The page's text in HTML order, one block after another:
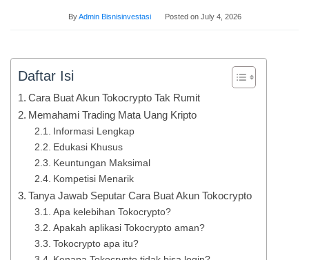
ByAdmin Bisnisinvestasi Posted on July 4, 2026
Daftar Isi
Cara Buat Akun Tokocrypto Tak Rumit
Memahami Trading Mata Uang Kripto
Informasi Lengkap
Edukasi Khusus
Keuntungan Maksimal
Kompetisi Menarik
Tanya Jawab Seputar Cara Buat Akun Tokocrypto
Apa kelebihan Tokocrypto?
Apakah aplikasi Tokocrypto aman?
Tokocrypto apa itu?